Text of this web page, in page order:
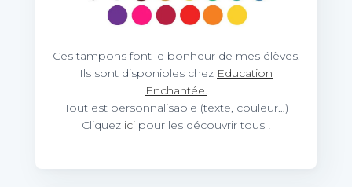
Ces tampons font le bonheur de mes élèves.
Ils sont disponibles chez Education
Enchantée.
Tout est personnalisable (texte, couleur…)
Cliquez ici pour les découvrir tous !